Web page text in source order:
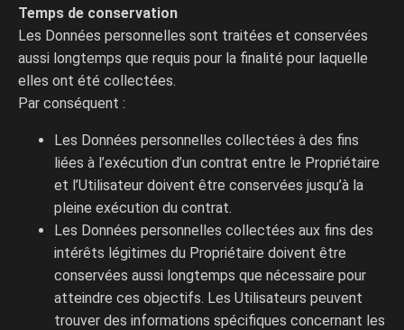
Temps de conservation
Les Données personnelles sont traitées et conservées
aussi longtemps que requis pour la finalité pour laquelle
elles ont été collectées.
Par conséquent :
Les Données personnelles collectées à des fins
liées à l’exécution d’un contrat entre le Propriétaire
et l’Utilisateur doivent être conservées jusqu’à la
pleine exécution du contrat.
Les Données personnelles collectées aux fins des
intérêts légitimes du Propriétaire doivent être
conservées aussi longtemps que nécessaire pour
atteindre ces objectifs. Les Utilisateurs peuvent
trouver des informations spécifiques concernant les